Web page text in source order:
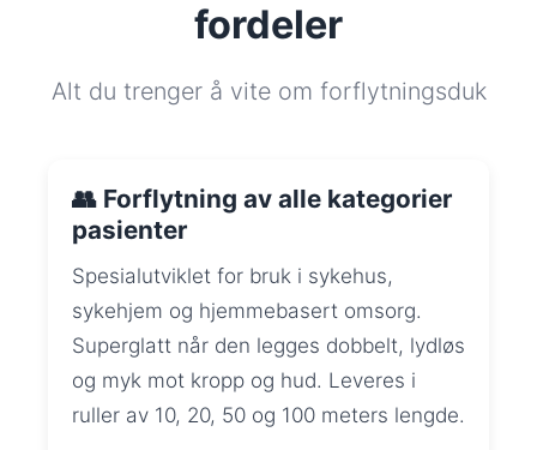
fordeler
Alt du trenger å vite om forflytningsduk
👥 Forflytning av alle kategorier
pasienter
Spesialutviklet for bruk i sykehus,
sykehjem og hjemmebasert omsorg.
Superglatt når den legges dobbelt, lydløs
og myk mot kropp og hud. Leveres i
ruller av 10, 20, 50 og 100 meters lengde.